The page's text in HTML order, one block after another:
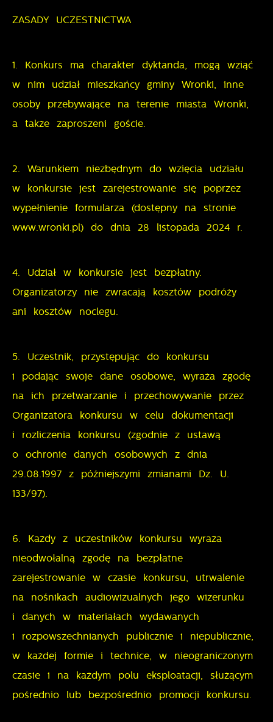
ZASADY UCZESTNICTWA
1. Konkurs ma charakter dyktanda, mogą wziąć
w nim udział mieszkańcy gminy Wronki, inne
osoby przebywające na terenie miasta Wronki,
a także zaproszeni goście.
2. Warunkiem niezbędnym do wzięcia udziału
w konkursie jest zarejestrowanie się poprzez
wypełnienie formularza (dostępny na stronie
www.wronki.pl) do dnia 28 listopada 2024 r.
4. Udział w konkursie jest bezpłatny.
Organizatorzy nie zwracają kosztów podróży
ani kosztów noclegu.
5. Uczestnik, przystępując do konkursu
i podając swoje dane osobowe, wyraża zgodę
na ich przetwarzanie i przechowywanie przez
Organizatora konkursu w celu dokumentacji
i rozliczenia konkursu (zgodnie z ustawą
o ochronie danych osobowych z dnia
29.08.1997 z późniejszymi zmianami Dz. U.
133/97).
6. Każdy z uczestników konkursu wyraża
nieodwołalną zgodę na bezpłatne
zarejestrowanie w czasie konkursu, utrwalenie
na nośnikach audiowizualnych jego wizerunku
i danych w materiałach wydawanych
i rozpowszechnianych publicznie i niepublicznie,
w każdej formie i technice, w nieograniczonym
czasie i na każdym polu eksploatacji, służącym
pośrednio lub bezpośrednio promocji konkursu.